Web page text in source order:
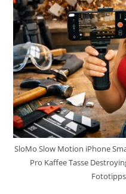
SloMo Slow Motion iPhone
Pro Kaffee Tasse